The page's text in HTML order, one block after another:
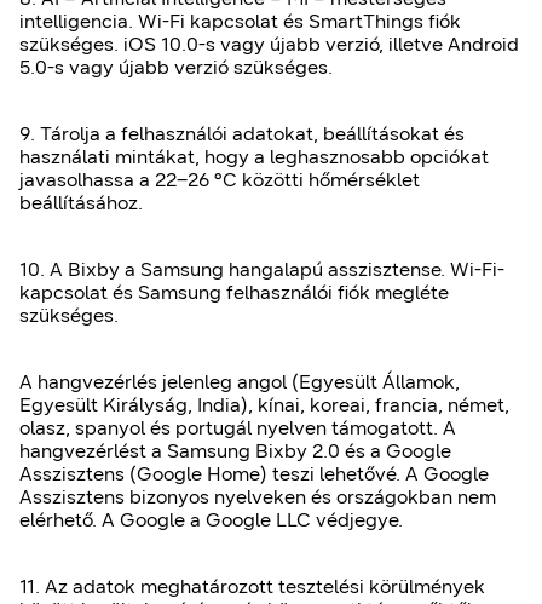
intelligencia. Wi-Fi kapcsolat és SmartThings fiók
szükséges. iOS 10.0-s vagy újabb verzió, illetve Android
5.0-s vagy újabb verzió szükséges.
9. Tárolja a felhasználói adatokat, beállításokat és
használati mintákat, hogy a leghasznosabb opciókat
javasolhassa a 22–26 °C közötti hőmérséklet
beállításához.
10. A Bixby a Samsung hangalapú asszisztense. Wi-Fi-
kapcsolat és Samsung felhasználói fiók megléte
szükséges.
A hangvezérlés jelenleg angol (Egyesült Államok,
Egyesült Királyság, India), kínai, koreai, francia, német,
olasz, spanyol és portugál nyelven támogatott. A
hangvezérlést a Samsung Bixby 2.0 és a Google
Asszisztens (Google Home) teszi lehetővé. A Google
Asszisztens bizonyos nyelveken és országokban nem
elérhető. A Google a Google LLC védjegye.
11. Az adatok meghatározott tesztelési körülmények